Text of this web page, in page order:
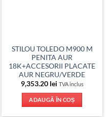
STILOU TOLEDO M900 M
PENITA AUR
18K+ACCESORII PLACATE
AUR NEGRU/VERDE
9,353.20 lei TVA inclus
ADAUGĂ ÎN COȘ